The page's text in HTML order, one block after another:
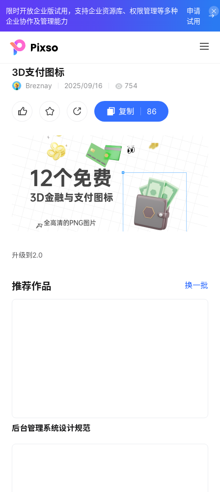
限时开放企业版试用，支持企业资源库、权限管理等多种
企业协作及管理能力
申请
试用
3D支付图标
Breznay 2025/09/16 754
复制 86
升级到2.0
推荐作品 换一批
后台管理系统设计规范